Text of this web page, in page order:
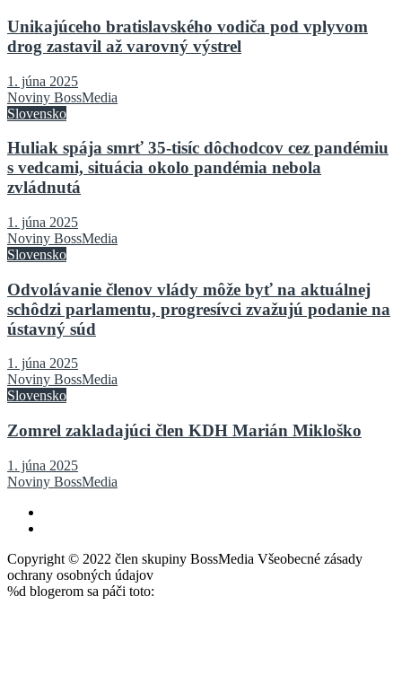
Unikajúceho bratislavského vodiča pod vplyvom
drog zastavil až varovný výstrel
1. júna 2025
Noviny BossMedia
Slovensko
Huliak spája smrť 35-tisíc dôchodcov cez pandémiu
s vedcami, situácia okolo pandémia nebola
zvládnutá
1. júna 2025
Noviny BossMedia
Slovensko
Odvolávanie členov vlády môže byť na aktuálnej
schôdzi parlamentu, progresívci zvažujú podanie na
ústavný súd
1. júna 2025
Noviny BossMedia
Slovensko
Zomrel zakladajúci člen KDH Marián Mikloško
1. júna 2025
Noviny BossMedia
Copyright © 2022 člen skupiny BossMedia Všeobecné zásady
ochrany osobných údajov
%d blogerom sa páči toto: